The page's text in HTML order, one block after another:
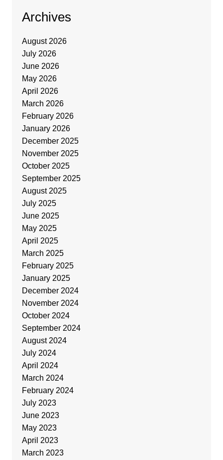
Archives
August 2026
July 2026
June 2026
May 2026
April 2026
March 2026
February 2026
January 2026
December 2025
November 2025
October 2025
September 2025
August 2025
July 2025
June 2025
May 2025
April 2025
March 2025
February 2025
January 2025
December 2024
November 2024
October 2024
September 2024
August 2024
July 2024
April 2024
March 2024
February 2024
July 2023
June 2023
May 2023
April 2023
March 2023